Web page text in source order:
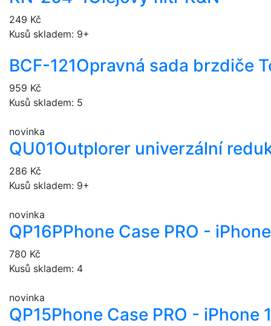
249 Kč
Kusů skladem: 9+
BCF-121Opravná sada brzdiče
959 Kč
Kusů skladem: 5
novinka
QU01Outplorer univerzální
286 Kč
Kusů skladem: 9+
novinka
QP16PPhone Case PRO -
780 Kč
Kusů skladem: 4
novinka
QP15Phone Case PRO - iPhone